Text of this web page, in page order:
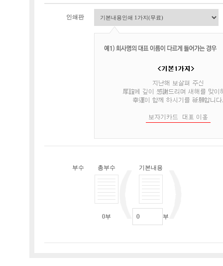
인쇄판
부수 총부수
0부
기본내용
부